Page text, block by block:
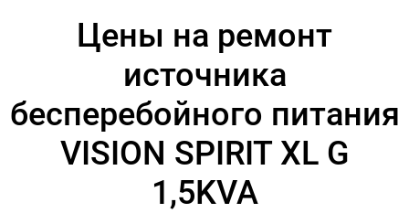
Цены на ремонт
источника
бесперебойного питания
VISION SPIRIT XL G
1,5KVA